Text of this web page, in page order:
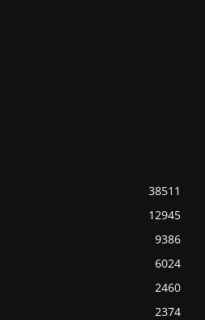
38511
12945
9386
6024
2460
2374